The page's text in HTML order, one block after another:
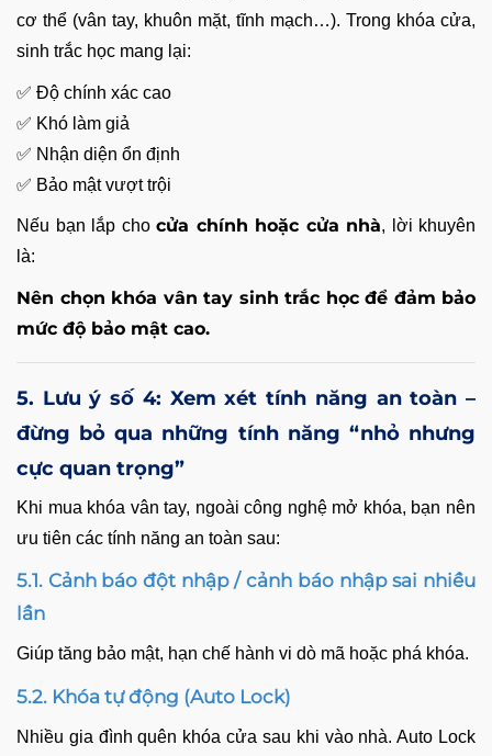
cơ thể (vân tay, khuôn mặt, tĩnh mạch…). Trong khóa cửa,
sinh trắc học mang lại:
✅ Độ chính xác cao
✅ Khó làm giả
✅ Nhận diện ổn định
✅ Bảo mật vượt trội
Nếu bạn lắp cho cửa chính hoặc cửa nhà, lời khuyên
là:
Nên chọn khóa vân tay sinh trắc học để đảm bảo
mức độ bảo mật cao.
5. Lưu ý số 4: Xem xét tính năng an toàn –
đừng bỏ qua những tính năng “nhỏ nhưng
cực quan trọng”
Khi mua khóa vân tay, ngoài công nghệ mở khóa, bạn nên
ưu tiên các tính năng an toàn sau:
5.1. Cảnh báo đột nhập / cảnh báo nhập sai nhiều
lần
Giúp tăng bảo mật, hạn chế hành vi dò mã hoặc phá khóa.
5.2. Khóa tự động (Auto Lock)
Nhiều gia đình quên khóa cửa sau khi vào nhà. Auto Lock